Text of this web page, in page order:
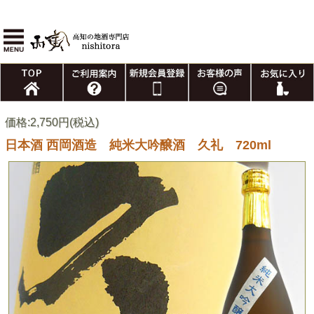
価格:2,750円(税込)
日本酒 西岡酒造 純米大吟醸酒 久礼 720ml